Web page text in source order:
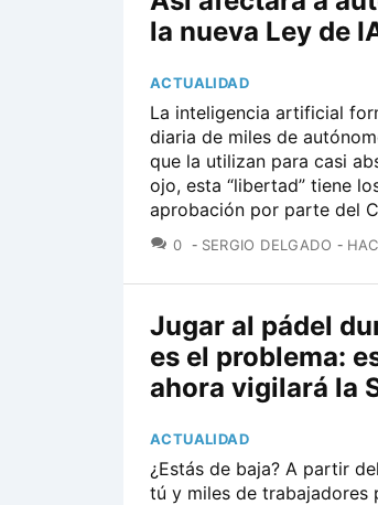
la nueva Ley de
ACTUALIDAD
La inteligencia artificial
diaria de miles de
que la utilizan para casi
ojo, esta “libertad” tiene
aprobación por parte del
0 COMENTARIOS
SERGIO DELGADO
Jugar al pádel
es el problema:
ahora vigilará la
ACTUALIDAD
¿Estás de baja? A partir
tú y miles de trabajadores